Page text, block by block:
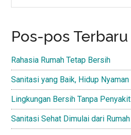
Pos-pos Terbaru
Rahasia Rumah Tetap Bersih
Sanitasi yang Baik, Hidup Nyaman
Lingkungan Bersih Tanpa Penyakit
Sanitasi Sehat Dimulai dari Rumah